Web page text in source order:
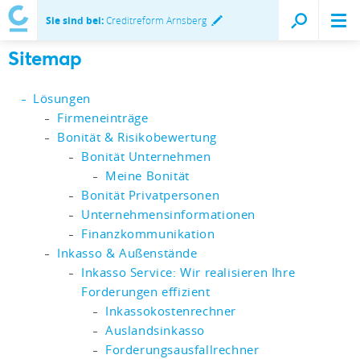
Sie sind bei:Creditreform Arnsberg
Sitemap
Lösungen
Firmeneinträge
Bonität & Risikobewertung
Bonität Unternehmen
Meine Bonität
Bonität Privatpersonen
Unternehmensinformationen
Finanzkommunikation
Inkasso & Außenstände
Inkasso Service: Wir realisieren Ihre
Forderungen effizient
Inkassokostenrechner
Auslandsinkasso
Forderungsausfallrechner